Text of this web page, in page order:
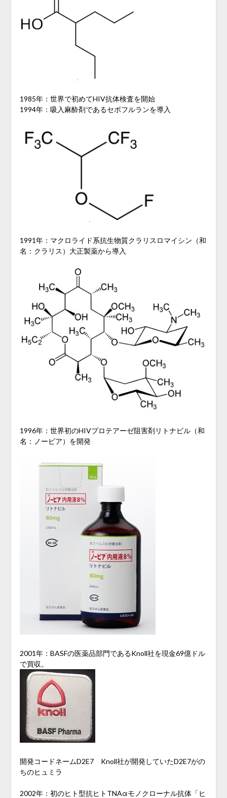
1985年：世界で初めてHIV抗体検査を開始
1994年：吸入麻酔剤であるセボフルランを導入
1991年：マクロライド系抗生物質クラリスロマイシン（和
名：クラリス）大正製薬から導入
1996年：世界初のHIVプロテアーゼ阻害剤リトナビル（和
名：ノービア）を開発
2001年：BASFの医薬品部門であるKnoll社を現金69億ドル
で買収。
開発コードネームD2E7 Knoll社が開発していたD2E7がの
ちのヒュミラ
2002年：初のヒト型抗ヒトTNAαモノクローナル抗体「ヒ